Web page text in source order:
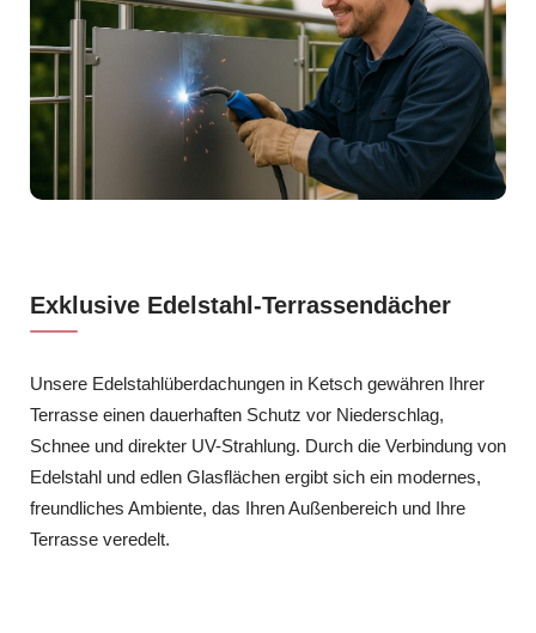
Exklusive Edelstahl-Terrassendächer
Unsere Edelstahlüberdachungen in Ketsch gewähren Ihrer
Terrasse einen dauerhaften Schutz vor Niederschlag,
Schnee und direkter UV-Strahlung. Durch die Verbindung von
Edelstahl und edlen Glasflächen ergibt sich ein modernes,
freundliches Ambiente, das Ihren Außenbereich und Ihre
Terrasse veredelt.